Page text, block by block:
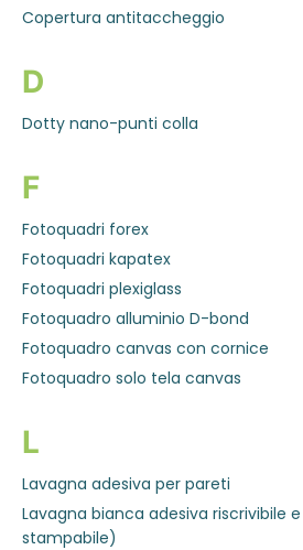
Copertura antitaccheggio
D
Dotty nano-punti colla
F
Fotoquadri forex
Fotoquadri kapatex
Fotoquadri plexiglass
Fotoquadro alluminio D-bond
Fotoquadro canvas con cornice
Fotoquadro solo tela canvas
L
Lavagna adesiva per pareti
Lavagna bianca adesiva riscrivibile
stampabile)